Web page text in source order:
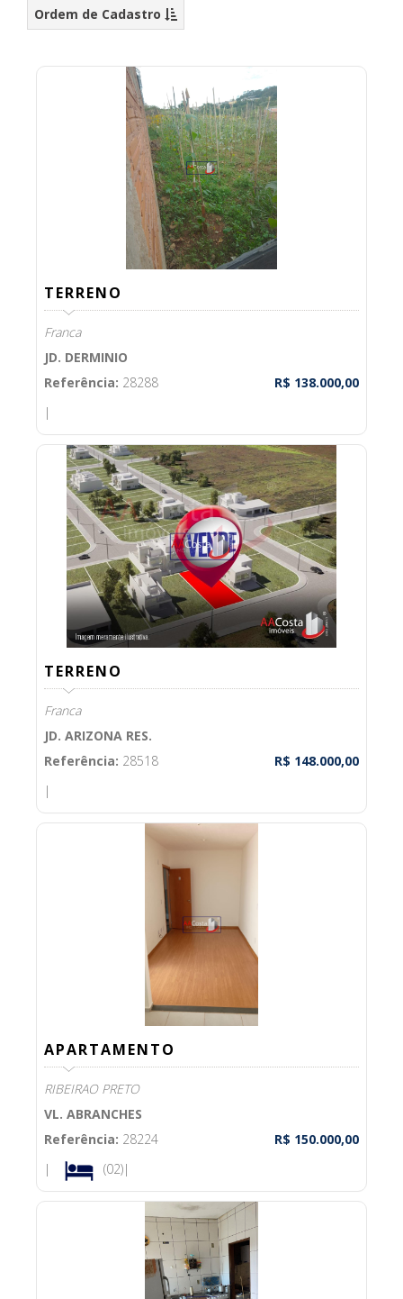
Ordem de Cadastro
TERRENO
Franca
JD. DERMINIO
Referência: 28288
R$ 138.000,00
|
TERRENO
Franca
JD. ARIZONA RES.
Referência: 28518
R$ 148.000,00
|
APARTAMENTO
RIBEIRAO PRETO
VL. ABRANCHES
Referência: 28224
R$ 150.000,00
|
(02)|